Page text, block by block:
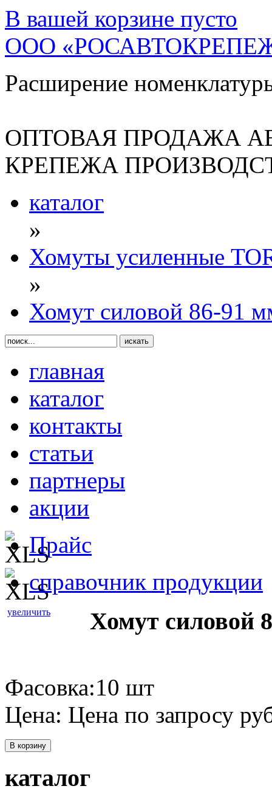
В вашей корзине пусто
ООО
Расширение
ОПТОВАЯ ПРОДАЖА
КРЕПЕЖА
каталог
»
Хомуты усиленные
»
Хомут силовой 86-91
главная
каталог
контакты
статьи
партнеры
акции
Прайс
справочник продукции
увеличить Хомут силовой
Фасовка:10 шт
Цена: Цена по запросу
В корзину
каталог